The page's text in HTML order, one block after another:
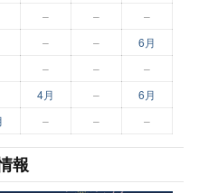
– – –
– –
6月
– – –
4月 –
6月
– – –
報